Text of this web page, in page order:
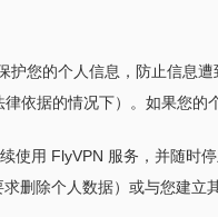
您的个人信息，防止信息
依据的情况下）。如果您
用 FlyVPN 服务，并随时
删除个人数据）或与您建立